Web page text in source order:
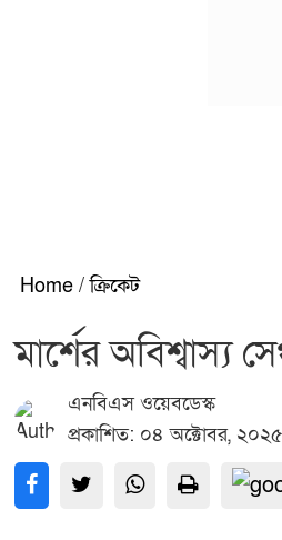
Home / ক্রিকেট
মার্শের অবিশ্বাস্য
এনবিএস ওয়েবডেস্ক
প্রকাশিত: ০৪ অক্টোবর,